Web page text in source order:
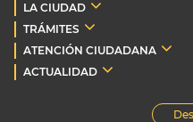
LA CIUDAD
TRÁMITES
ATENCIÓN CIUDADANA
ACTUALIDAD